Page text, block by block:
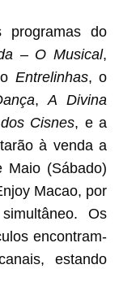
programas do
– O Musical,
Entrelinhas, o
,A Divina
Cisnes, e a
à venda a
(Sábado)
Macao, por
Os
encontram-
estando